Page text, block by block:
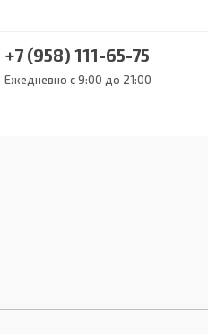
+7 (958) 111-65-75
Ежедневно с 9:00 до 21:00